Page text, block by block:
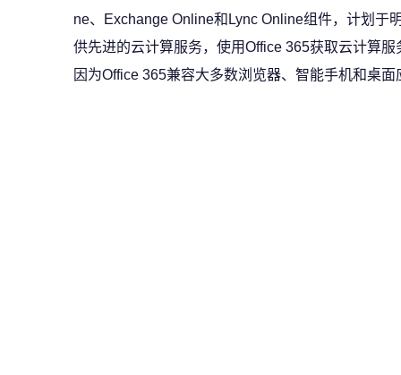
ne、Exchange Online和Lync Online组件，计划于
供先进的云计算服务，使用Office 365获取云计算
因为Office 365兼容大多数浏览器、智能手机和桌面